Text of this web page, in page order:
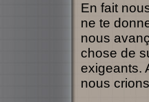
En fait
ne te
nous
chose de
exigeants.
nous